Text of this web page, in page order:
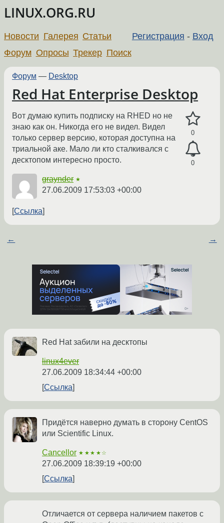
LINUX.ORG.RU
Регистрация - Вход
Новости Галерея Статьи
Форум Опросы Трекер Поиск
Форум — Desktop
Red Hat Enterprise Desktop
0
0
Вот думаю купить подписку на RHED но не
знаю как он. Никогда его не видел. Видел
только сервер версию, которая доступна на
триальной аке. Мало ли кто сталкивался с
десктопом интересно просто.
graynder ★
27.06.2009 17:53:03 +00:00
Ссылка
← →
Red Hat забили на десктопы
linux4ever
27.06.2009 18:34:44 +00:00
Ссылка
Придётся наверно думать в сторону CentOS
или Scientific Linux.
Cancellor ★★★★☆
27.06.2009 18:39:19 +00:00
Ссылка
Отличается от сервера наличием пакетов с